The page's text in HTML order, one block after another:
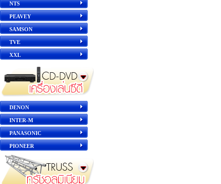
NTS
PEAVEY
SAMSON
TVE
XXL
DENON
INTER-M
PANASONIC
PIONEER